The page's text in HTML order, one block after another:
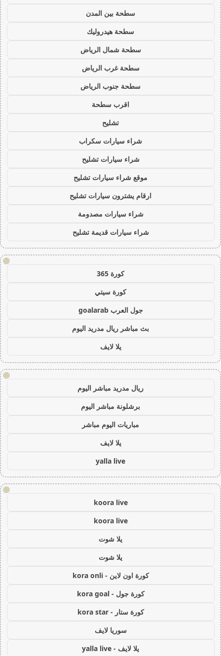
سطحة بين المدن
سطحة هيدروليك
سطحة شمال الرياض
سطحة غرب الرياض
سطحة جنوب الرياض
اقرب سطحة
تشليح
شراء سيارات سكراب
شراء سيارات تشليح
موقع شراء سيارات تشليح
ارقام يشترون سيارات تشليح
شراء سيارات مصدومة
شراء سيارات قديمة تشليح
!
كورة 365
كورة سيتي
جول العرب goalarab
بث مباشر ريال مدريد اليوم
يلا لايف
!
ريال مدريد مباشر اليوم
برشلونة مباشر اليوم
مباريات اليوم مباشر
يلا لايف
yalla live
!
koora live
koora live
يلا شوت
يلا شوت
كورة اون لاين - kora onli
كورة جول - kora goal
كورة ستار - kora star
سوريا لايف
يلا لايف - yalla live